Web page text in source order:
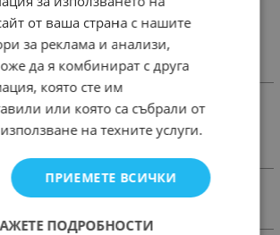
от ваша страна с нашите
за реклама и анализи,
да я комбинират с друга
която сте им
или която са събрали от
на техните услуги.
ПРИЕМЕТЕ ВСИЧКИ
ПОДРОБНОСТИ